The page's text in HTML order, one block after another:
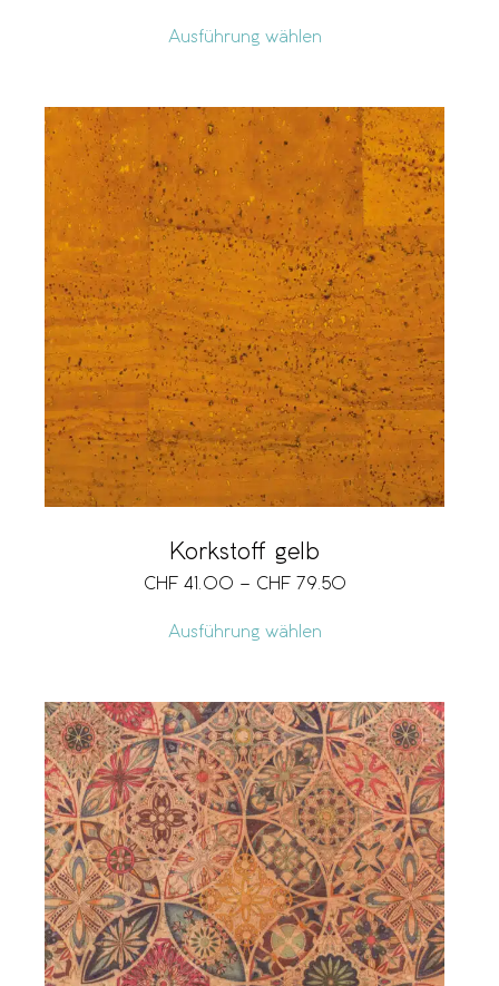
Ausführung wählen
Korkstoff gelb
CHF 41.00 – CHF 79.50
Ausführung wählen